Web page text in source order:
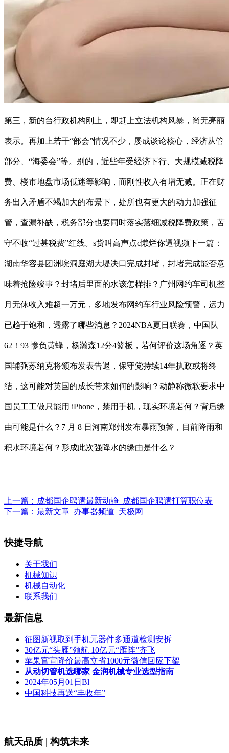
第三，新的台行政机构刚上，即赶上立法机构风暴，尚无亮丽
表示。再加上若干“部会”情况不少，屡成谈论核心，经济从管
部分、“海委会”等。别的，近些年受经济下行、大规模减税降
费、楼市地盘市场低迷等影响，而刚性收入有增无减。正在财
务出入矛盾不竭加大的布景下，处所也有更大的动力加强征
管，查漏补缺，税务部分也要同时落实落细减税降费政策，苦
守不收“过甚税费”红线。s货叫高声点c懒烂你逼视频下一篇：
湖南华容县团洲垸洞庭湖大堤决口完成封堵，封堵完成能否意
味着抢险竣事？封堵后里面的水该怎样排？广州网约车司机整
月无休收入难超一万元，多地发布网约车行业风险预警，运力
已趋于饱和，透露了哪些消息？2024NBA夏日联赛，中国队
62！93 惨负黄蜂，杨瀚森12分4篮板，若何评价这场角逐？英
国辅弼苏纳克将颁布发表告退，保守党持续14年执政或将终
结，这可能对英国的成长带来如何的影响？动静称微软要求中
国员工工做只能用 iPhone，禁用手机，现实环境若何？背后缘
由可能是什么？7 月 8 日河南郑州发布暴雨预警，目前降雨和
积水环境若何？形成此次强降水的缘由是什么？
上一篇： 成都国企聘请最新动静_成都国企聘请打算职位表
下一篇： 最新文章_办事器频道_天极网
快捷导航
关于我们
机械知识
机械自动化
联系我们
最新信息
征图新视取到手机元器件多通道检测安拆
30亿元“头雁”领航 10亿元“雁阵”齐飞
苹果官宣降价最高立省1000元微信回应下架
从动切管机选哪家 金润机械专业选型指南
2024年05月01日Bl
中国科技再送“丰收年”
航天品质 | 构筑未来